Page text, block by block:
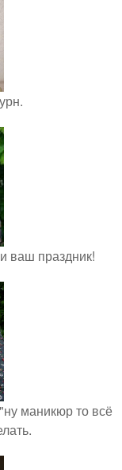
ваш праздник!
маникюр то всё